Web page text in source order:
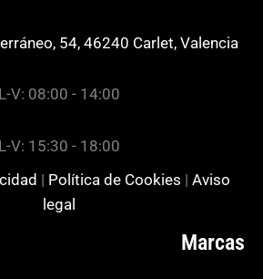
54, 46240 Carlet, Valencia
L-V: 08:00 - 14:00
L-V: 15:30 - 18:00
| Política de Cookies | Aviso
legal
Marcas